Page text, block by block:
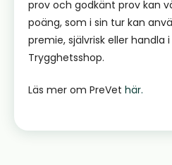
prov och godkänt prov kan
poäng, som i sin tur kan
premie, självrisk eller handla
Trygghetsshop.
Läs mer om PreVet här.